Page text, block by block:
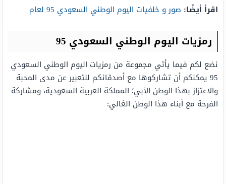
اقرأ أيضًا: صور و خلفيات اليوم الوطني السعودي 95 لعام
رمزيات اليوم الوطني السعودي 95
نضع لكم فيما يأتي مجموعة من رمزيات اليوم الوطني السعودي
95 يمكنكم أن تشاركوها مع أصدقائكم للتعبير عن مدى المحبة
والاعتزاز بهذا الوطن الأبي؛ المملكة العربية السعودية، ومشاركة
الفرحة مع أبناء هذا الوطن الغالي: